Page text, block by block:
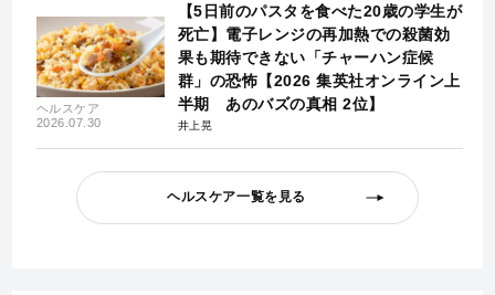
ヘルスケア
2026.07.30
【5日前のパスタを食べた20歳の学生が
死亡】電子レンジの再加熱での殺菌効
果も期待できない「チャーハン症候
群」の恐怖【2026 集英社オンライン上
半期 あのバズの真相 2位】
井上晃
ヘルスケア一覧を見る